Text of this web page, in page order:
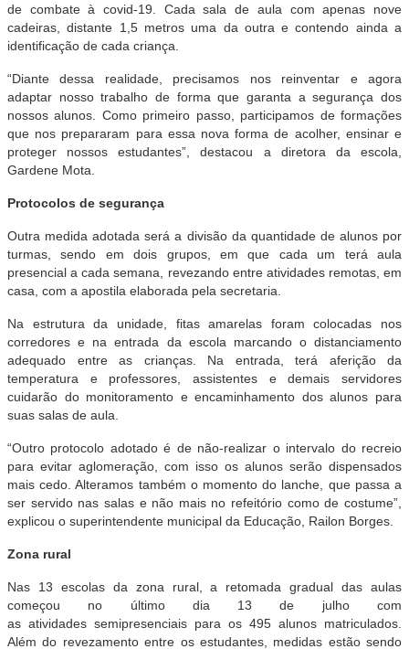
de combate à covid-19. Cada sala de aula com apenas nove
cadeiras, distante 1,5 metros uma da outra e contendo ainda a
identificação de cada criança.
“Diante dessa realidade, precisamos nos reinventar e agora
adaptar nosso trabalho de forma que garanta a segurança dos
nossos alunos. Como primeiro passo, participamos de formações
que nos prepararam para essa nova forma de acolher, ensinar e
proteger nossos estudantes”, destacou a diretora da escola,
Gardene Mota.
Protocolos de segurança
Outra medida adotada será a divisão da quantidade de alunos por
turmas, sendo em dois grupos, em que cada um terá aula
presencial a cada semana, revezando entre atividades remotas, em
casa, com a apostila elaborada pela secretaria.
Na estrutura da unidade, fitas amarelas foram colocadas nos
corredores e na entrada da escola marcando o distanciamento
adequado entre as crianças. Na entrada, terá aferição da
temperatura e professores, assistentes e demais servidores
cuidarão do monitoramento e encaminhamento dos alunos para
suas salas de aula.
“Outro protocolo adotado é de não-realizar o intervalo do recreio
para evitar aglomeração, com isso os alunos serão dispensados
mais cedo. Alteramos também o momento do lanche, que passa a
ser servido nas salas e não mais no refeitório como de costume”,
explicou o superintendente municipal da Educação, Railon Borges.
Zona rural
Nas 13 escolas da zona rural, a retomada gradual das aulas
começou no último dia 13 de julho com
as atividades semipresenciais para os 495 alunos matriculados.
Além do revezamento entre os estudantes, medidas estão sendo